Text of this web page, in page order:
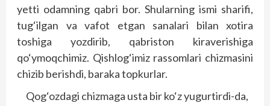
yetti odamning qabri bor. Shularning ismi sharifi,
tug‘ilgan va vafot etgan sanalari bilan xotira
toshiga yozdirib, qabriston kiraverishiga
qo‘ymoqchimiz. Qishlog‘imiz rassomlari chizmasini
chizib berishdi, baraka topkurlar.
Qog‘ozdagi chizmaga usta bir ko‘z yugurtirdi-da,